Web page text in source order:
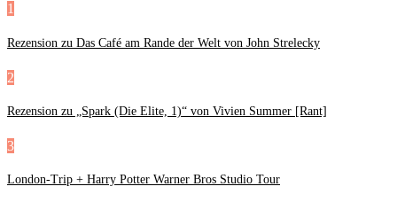
1
Rezension zu Das Café am Rande der Welt von John Strelecky
2
Rezension zu „Spark (Die Elite, 1)“ von Vivien Summer [Rant]
3
London-Trip + Harry Potter Warner Bros Studio Tour